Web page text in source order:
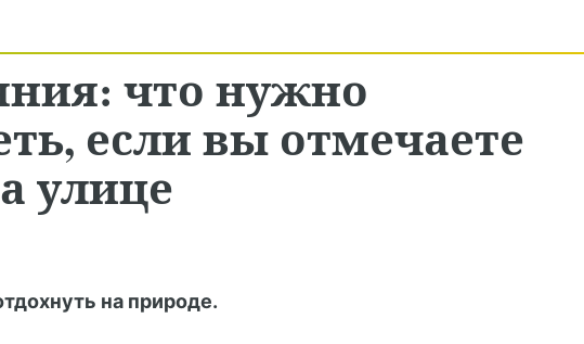
что нужно
если вы отмечаете
улице
на природе.